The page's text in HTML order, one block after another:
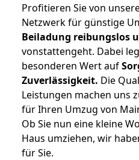
Profitieren Sie von
Netzwerk für günstige
Beiladung reibungslos
vonstattengeht. Dabei
besonderen Wert auf
Zuverlässigkeit. Die
Leistungen machen uns
für Ihren Umzug von
Ob Sie nun eine kleine
Haus umziehen, wir
für Sie.